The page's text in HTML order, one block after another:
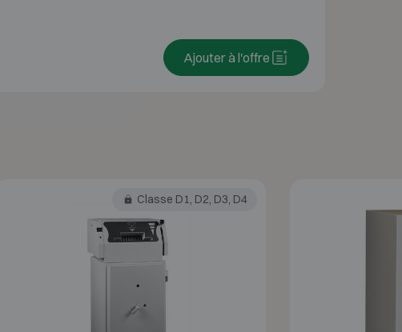
Ajouter à l'offre
Classe D1, D2, D3, D4